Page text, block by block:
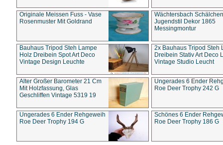
Originale Meissen Fuss - Vase
Rosenmuster Mit Goldrand
Wächtersbach Schälchen
Jugendstil Dekor 1865
Messingmontur
Bauhaus Tripod Steh Lampe
Holz Dreibein Spot Art Deco
Vintage Design Leuchte
2x Bauhaus Tripod Steh
Dreibein Stativ Art Deco
Vintage Studio Leucht
Alter Großer Barometer 21 Cm
Mit Holzfassung, Glas
Geschliffen Vintage 5319 19
Ungerades 6 Ender
Roe Deer Trophy 242 G
Ungerades 6 Ender Rehgeweih
Roe Deer Trophy 194 G
Schönes 6 Ender
Roe Deer Trophy 186 G